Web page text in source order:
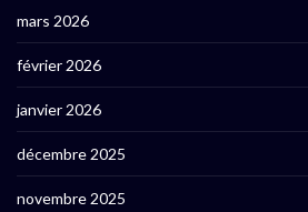
mars 2026
février 2026
janvier 2026
décembre 2025
novembre 2025